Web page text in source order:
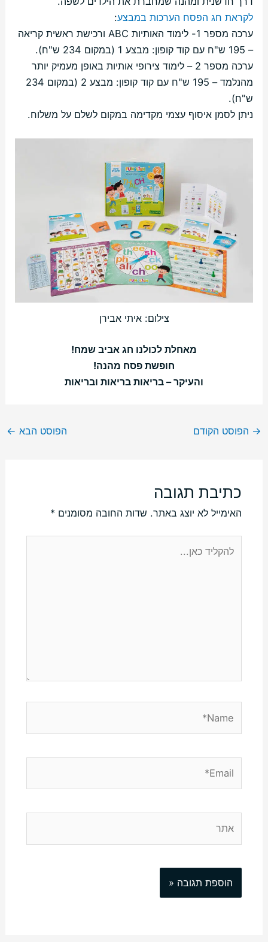
לקראת חג הפסח הערכות במבצע:
ערכה מספר 1- לימוד האותיות ABC ורכישת ראשית קריאה
– 195 ש"ח עם קוד קופון: מבצע 1 (במקום 234 ש"ח).
ערכה מספר 2 – לימוד צירופי אותיות באופן מעמיק יותר
מהנלמד – 195 ש"ח עם קוד קופון: מבצע 2 (במקום 234
ש"ח).
ניתן לסמן איסוף עצמי מקדימה במקום לשלם על משלוח.
צילום: איתי אבירן
מאחלת לכולנו חג אביב שמח!
חופשת פסח מהנה!
והעיקר – בריאות בריאות ובריאות
→ הפוסט הקודם הפוסט הבא ←
כתיבת תגובה
האימייל לא יוצג באתר. שדות החובה מסומנים *